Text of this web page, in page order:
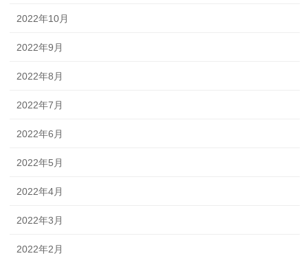
2022年10月
2022年9月
2022年8月
2022年7月
2022年6月
2022年5月
2022年4月
2022年3月
2022年2月